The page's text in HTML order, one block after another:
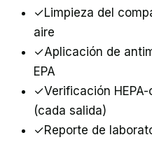
✓Limpieza del
aire
✓Aplicación de
EPA
✓Verificación
(cada salida)
✓Reporte de